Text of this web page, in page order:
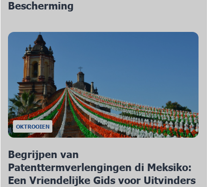
Bescherming
OKTROOIEN
Begrijpen van
Patenttermverlengingen di Meksiko:
Een Vriendelijke Gids voor Uitvinders